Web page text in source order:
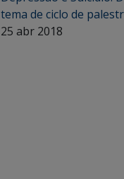
tema de ciclo de
25 abr 2018